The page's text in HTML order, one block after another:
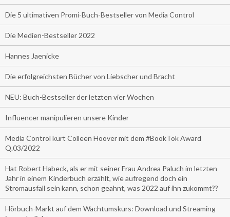
Die 5 ultimativen Promi-Buch-Bestseller von Media Control
Die Medien-Bestseller 2022
Hannes Jaenicke
Die erfolgreichsten Bücher von Liebscher und Bracht
NEU: Buch-Bestseller der letzten vier Wochen
Influencer manipulieren unsere Kinder
Media Control kürt Colleen Hoover mit dem #BookTok Award
Q.03/2022
Hat Robert Habeck, als er mit seiner Frau Andrea Paluch im letzten
Jahr in einem Kinderbuch erzählt, wie aufregend doch ein
Stromausfall sein kann, schon geahnt, was 2022 auf ihn zukommt??
Hörbuch-Markt auf dem Wachtumskurs: Download und Streaming